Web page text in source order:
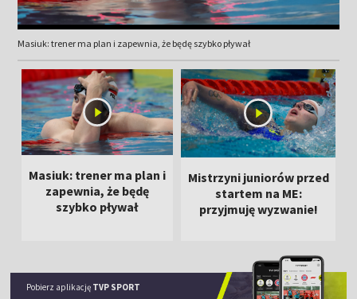
Masiuk: trener ma plan i zapewnia, że będę szybko pływał
Masiuk: trener ma plan i
zapewnia, że będę
szybko pływał
Mistrzyni juniorów przed
startem na ME:
przyjmuję wyzwanie!
Pobierz aplikację TVP SPORT